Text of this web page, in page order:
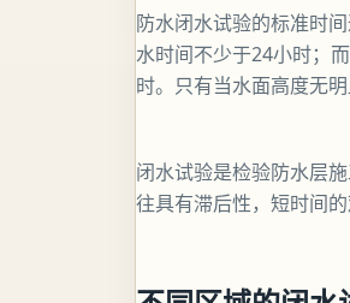
防水闭水试验的标准时
水时间不少于24小时；
时。只有当水面高度无
闭水试验是检验防水层
往具有滞后性，短时间